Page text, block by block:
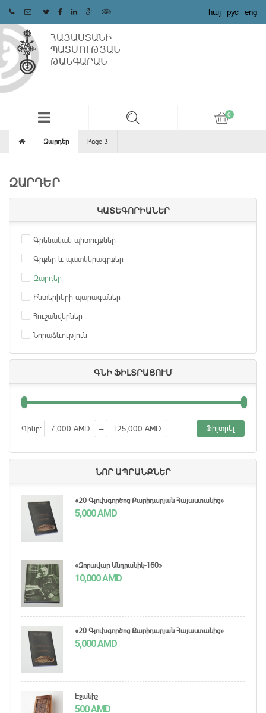
հայ рус eng
ՀԱՅԱՍՏԱՆԻ
ՊԱՏՄՈՒԹՅԱՆ
ԹԱՆԳԱՐԱՆ
Զարդեր Page 3
ԶԱՐԴԵՐ
ԿԱՏԵԳՈՐԻԱՆԵՐ
Գրենական պիտույքներ
Գրքեր և պատկերագրքեր
Զարդեր
Ինտերիերի պարագաներ
Հուշանվերներ
Նորաձևություն
ԳՆԻ ՖԻԼՏՐԱՑՈՒՄ
Ֆիլտրել
Գինը: 7,000 AMD — 125,000 AMD
ՆՈՐ ԱՊՐԱՆՔՆԵՐ
«20 Գլուխգործոց Քարիդարյան Հայաստանից»
5,000AMD
«Զորավար Անդրանիկ-160»
10,000AMD
«20 Գլուխգործոց Քարիդարյան Հայաստանից»
5,000AMD
Էջանիշ
500AMD